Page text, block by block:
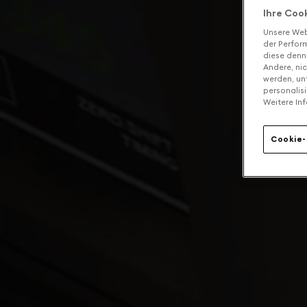
Ihre
Unsere
der
diese
Andere,
werden,
Weitere